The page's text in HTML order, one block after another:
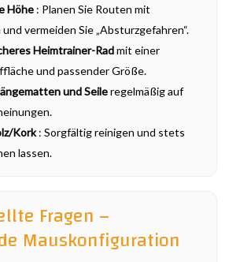
Höhe : Planen Sie Routen mit
vermeiden Sie „Absturzgefahren“.
Heimtrainer-Radmit einer
und passender Größe.
und Seileregelmäßig auf
Kork: Sorgfältig reinigen und stets
lassen.
Fragen –
Mauskonfiguration